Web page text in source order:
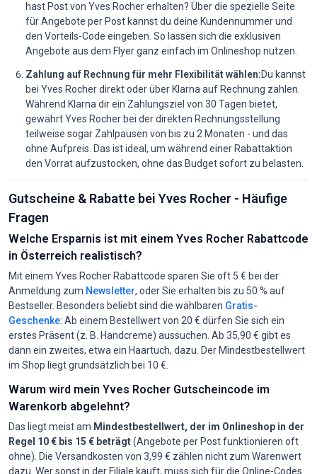
hast Post von Yves Rocher erhalten? Über die spezielle Seite
für Angebote per Post kannst du deine Kundennummer und
den Vorteils-Code eingeben. So lassen sich die exklusiven
Angebote aus dem Flyer ganz einfach im Onlineshop nutzen.
Zahlung auf Rechnung für mehr Flexibilität wählen:Du kannst
bei Yves Rocher direkt oder über Klarna auf Rechnung zahlen.
Während Klarna dir ein Zahlungsziel von 30 Tagen bietet,
gewährt Yves Rocher bei der direkten Rechnungsstellung
teilweise sogar Zahlpausen von bis zu 2 Monaten - und das
ohne Aufpreis. Das ist ideal, um während einer Rabattaktion
den Vorrat aufzustocken, ohne das Budget sofort zu belasten.
Gutscheine & Rabatte bei Yves Rocher - Häufige
Fragen
Welche Ersparnis ist mit einem Yves Rocher Rabattcode
in Österreich realistisch?
Mit einem Yves Rocher Rabattcode sparen Sie oft 5 € bei der
Anmeldung zum Newsletter, oder Sie erhalten bis zu 50 % auf
Bestseller. Besonders beliebt sind die wählbaren Gratis-
Geschenke: Ab einem Bestellwert von 20 € dürfen Sie sich ein
erstes Präsent (z. B. Handcreme) aussuchen. Ab 35,90 € gibt es
dann ein zweites, etwa ein Haartuch, dazu. Der Mindestbestellwert
im Shop liegt grundsätzlich bei 10 €.
Warum wird mein Yves Rocher Gutscheincode im
Warenkorb abgelehnt?
Das liegt meist am Mindestbestellwert, der im Onlineshop in der
Regel 10 € bis 15 € beträgt(Angebote per Post funktionieren oft
ohne). Die Versandkosten von 3,99 € zählen nicht zum Warenwert
dazu. Wer sonst in der Filiale kauft, muss sich für die Online-Codes